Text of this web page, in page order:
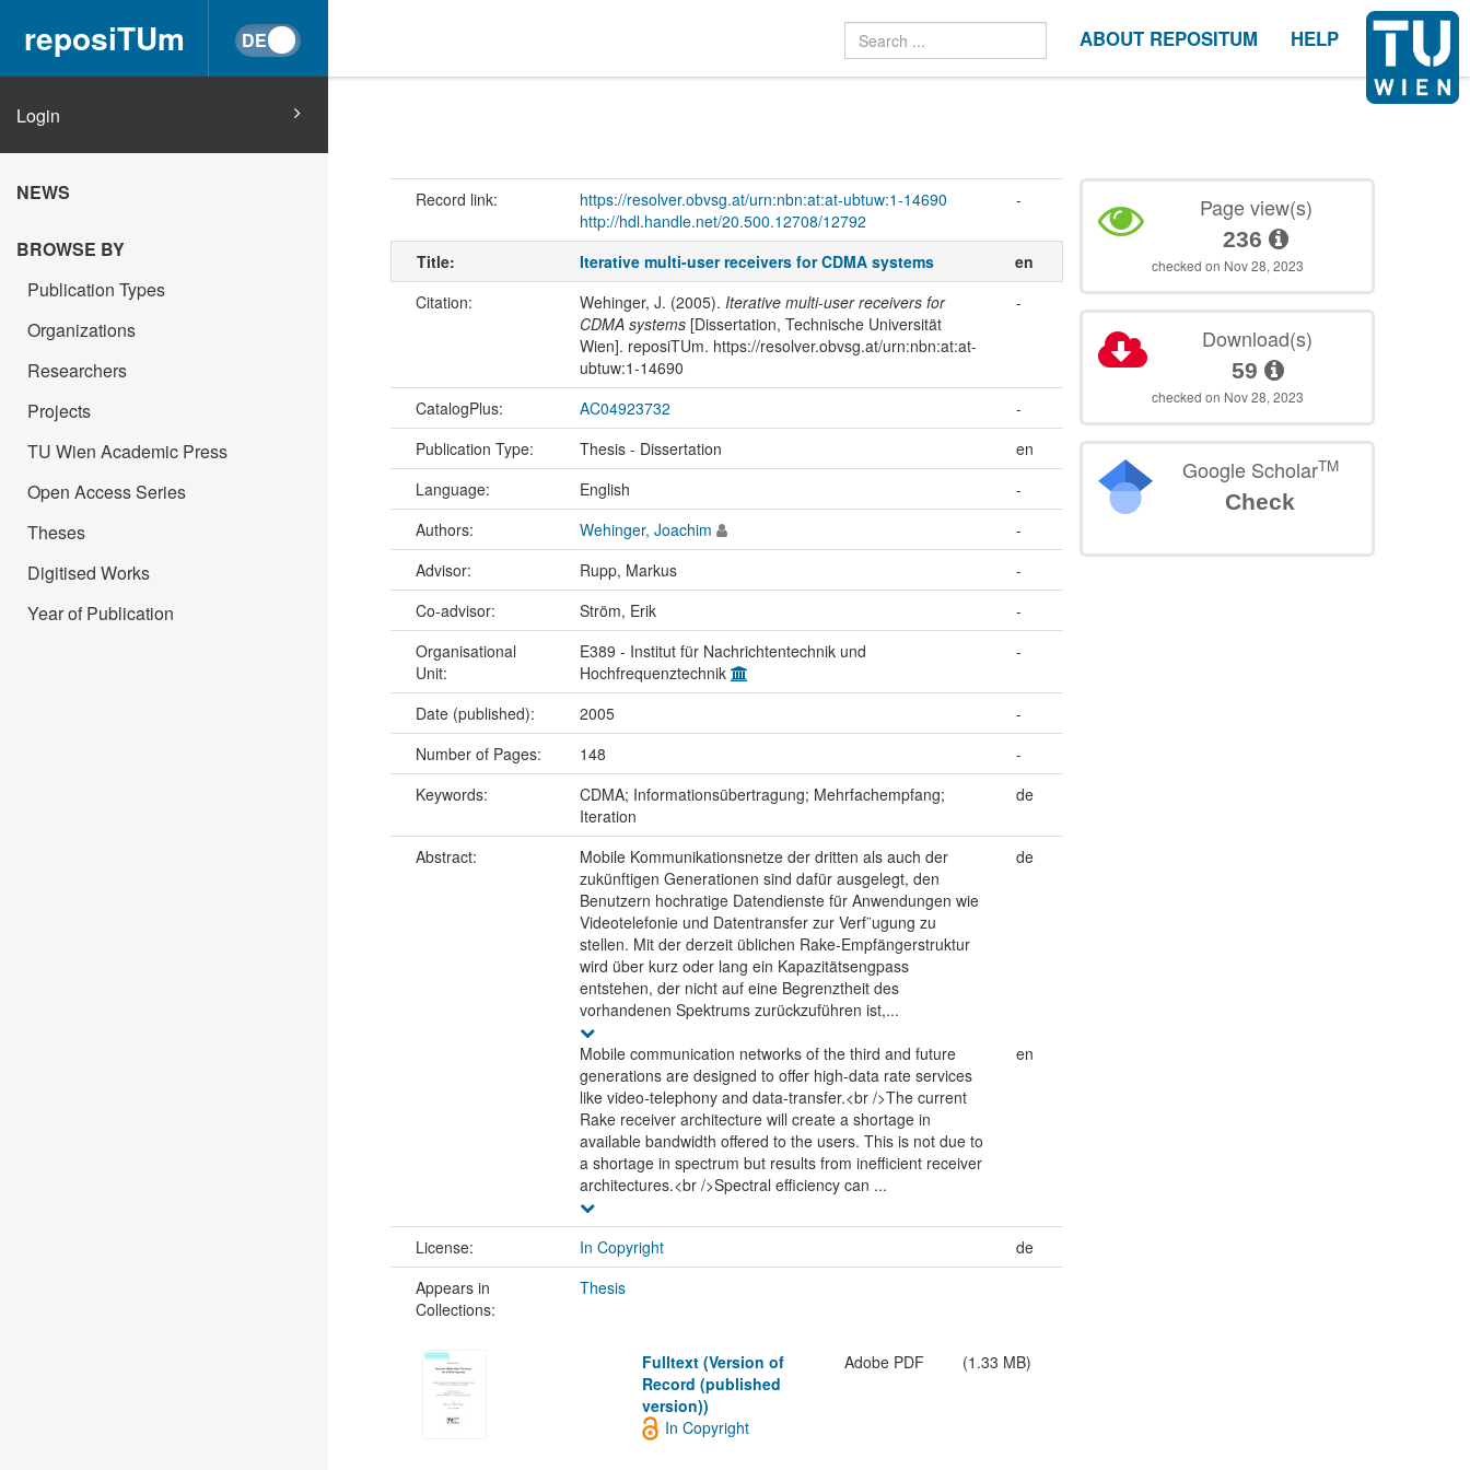
reposiTUm ABOUT REPOSITUM HELP
Login
NEWS
BROWSE BY
Publication Types
Organizations
Researchers
Projects
TU Wien Academic Press
Open Access Series
Theses
Digitised Works
Year of Publication
Record link:
https://resolver.obvsg.at/urn:nbn:at:at-ubtuw:1-14690
http://hdl.handle.net/20.500.12708/12792
-
Title: Iterative multi-user receivers for CDMA systems
en
Citation:
Wehinger, J. (2005). Iterative multi-user receivers for
CDMA systems[Dissertation, Technische Universität
Wien]. reposiTUm. https://resolver.obvsg.at/urn:nbn:at:at-
ubtuw:1-14690
-
CatalogPlus: AC04923732
-
Publication Type:
Thesis - Dissertation
en
Language:
English
-
Authors:
Wehinger, Joachim
-
Advisor:
Rupp, Markus
-
Co-advisor:
Ström, Erik
-
Organisational
Unit:
E389 - Institut für Nachrichtentechnik und
Hochfrequenztechnik
-
Date (published): 2005
-
Number of Pages:
148
-
Keywords:
CDMA; Informationsübertragung; Mehrfachempfang;
Iteration
de
Abstract:
Mobile Kommunikationsnetze der dritten als auch der
zukünftigen Generationen sind dafür ausgelegt, den
Benutzern hochratige Datendienste für Anwendungen wie
Videotelefonie und Datentransfer zur Verf¨ugung zu
stellen. Mit der derzeit üblichen Rake-Empfängerstruktur
wird über kurz oder lang ein Kapazitätsengpass
entstehen, der nicht auf eine Begrenztheit des
vorhandenen Spektrums zurückzuführen ist,...
de
Mobile communication networks of the third and future
generations are designed to offer high-data rate services
like video-telephony and data-transfer.<br />The current
Rake receiver architecture will create a shortage in
available bandwidth offered to the users. This is not due to
a shortage in spectrum but results from inefficient receiver
architectures.<br />Spectral efficiency can ...
en
License: In Copyright
de
Appears in
Collections:
Thesis
Fulltext (Version of
Record (published
version))
Adobe PDF (1.33 MB)
In Copyright
Page view(s)
236
checked on Nov 28, 2023
Download(s)
59
checked on Nov 28, 2023
Google ScholarTM
Check